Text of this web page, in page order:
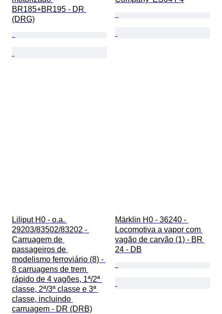
BR185+BR195 - DR
(DRG)
Liliput H0 - o.a.
29203/83502/83202 -
Carruagem de
passageiros de
modelismo ferroviário (8) -
8 carruagens de trem
rápido de 4 vagões, 1ª/2ª
classe, 2ª/3ª classe e 3ª
classe, incluindo
carruagem - DR (DRB)
Märklin H0 - 36240 -
Locomotiva a vapor com
vagão de carvão (1) - BR
24 - DB